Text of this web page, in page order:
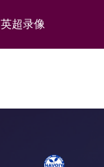
英超录像